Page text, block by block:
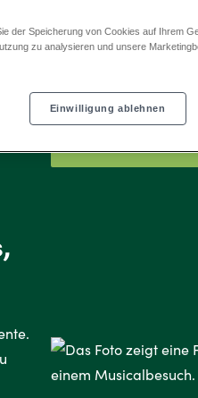
zum sofort
der Speicherung von Cookies auf Ihrem
zu analysieren und unsere
Einwilligung ablehnen